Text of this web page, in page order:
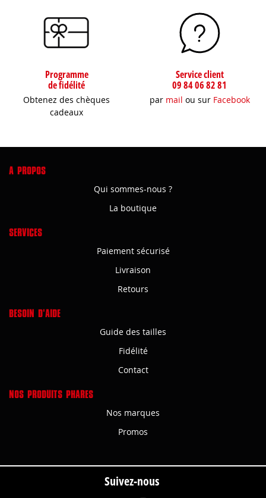
Programme
de fidélité
Obtenez des chèques
cadeaux
Service client
09 84 06 82 81
par mail ou sur Facebook
A PROPOS
Qui sommes-nous ?
La boutique
SERVICES
Paiement sécurisé
Livraison
Retours
BESOIN D'AIDE
Guide des tailles
Fidélité
Contact
NOS PRODUITS PHARES
Nos marques
Promos
Suivez-nous